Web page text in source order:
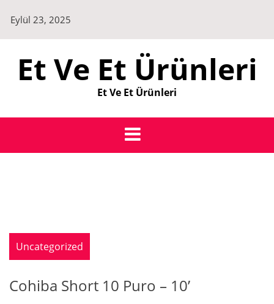
content
Eylül 23, 2025
Et Ve Et Ürünleri
Et Ve Et Ürünleri
Uncategorized
Cohiba Short 10 Puro – 10’